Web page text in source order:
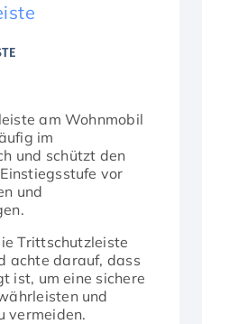
am Wohnmobil
im
und schützt den
vor
und
Trittschutzleiste
achte darauf, dass
ist, um eine sichere
und
vermeiden.